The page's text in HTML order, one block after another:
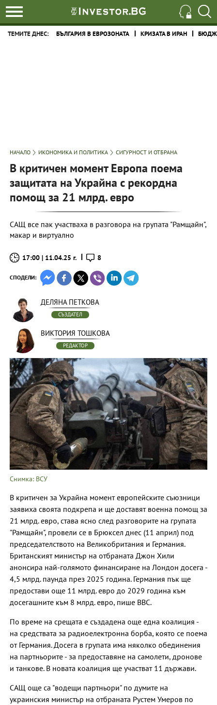
ТЕМИТЕ ДНЕС: БЪЛГАРИЯ В ЕВРОЗОНАТА КРИЗАТА В ИРАН
НАЧАЛО ИКОНОМИКА И ПОЛИТИКА СИГУРНОСТ И ОТБРАНА
В критичен момент Европа поема
защитата на Украйна с рекордна
помощ за 21 млрд. евро
САЩ все пак участваха в разговора на групата "Рамщайн",
макар и виртуално
17:00 | 11.04.25 г. 8
СПОДЕЛИ:
ДЕЛЯНА ПЕТКОВА
СЪЗДАТЕЛ
ВИКТОРИЯ ТОШКОВА
РЕДАКТОР
Снимка: ВСУ
В критичен за Украйна момент европейските съюзници
заявиха своята подкрепа и ще доставят военна помощ за
21 млрд. евро, става ясно след разговорите на групата
"Рамщайн", провели се в Брюксел днес (11 април) под
председателството на Великобритания и Германия.
Британският министър на отбраната Джон Хили
анонсира най-голямото финансиране на Лондон досега -
4,5 млрд. паунда през 2025 година. Германия пък ще
предостави още 11 млрд. евро до 2029 година към
досегашните към 8 млрд. евро, пише ВВС.
По време на срещата е създадена още една коалиция -
на средствата за радиоелектронна борба, която се поема
от Германия. Досега в групата има няколко обединения
на партньорите - за предоставяне на самолети, дронове
и танкове. В новата коалиция ще участват 11 държави.
САЩ още са "водещи партньори" по думите на
украинския министър на отбраната Рустем Умеров по